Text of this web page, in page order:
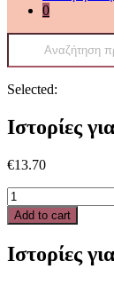
0
Products
Selected:
Ιστορίες
€13.70
Ιστορίες
για
μια
καληνύχτα
Add to cart
Ιστορίες